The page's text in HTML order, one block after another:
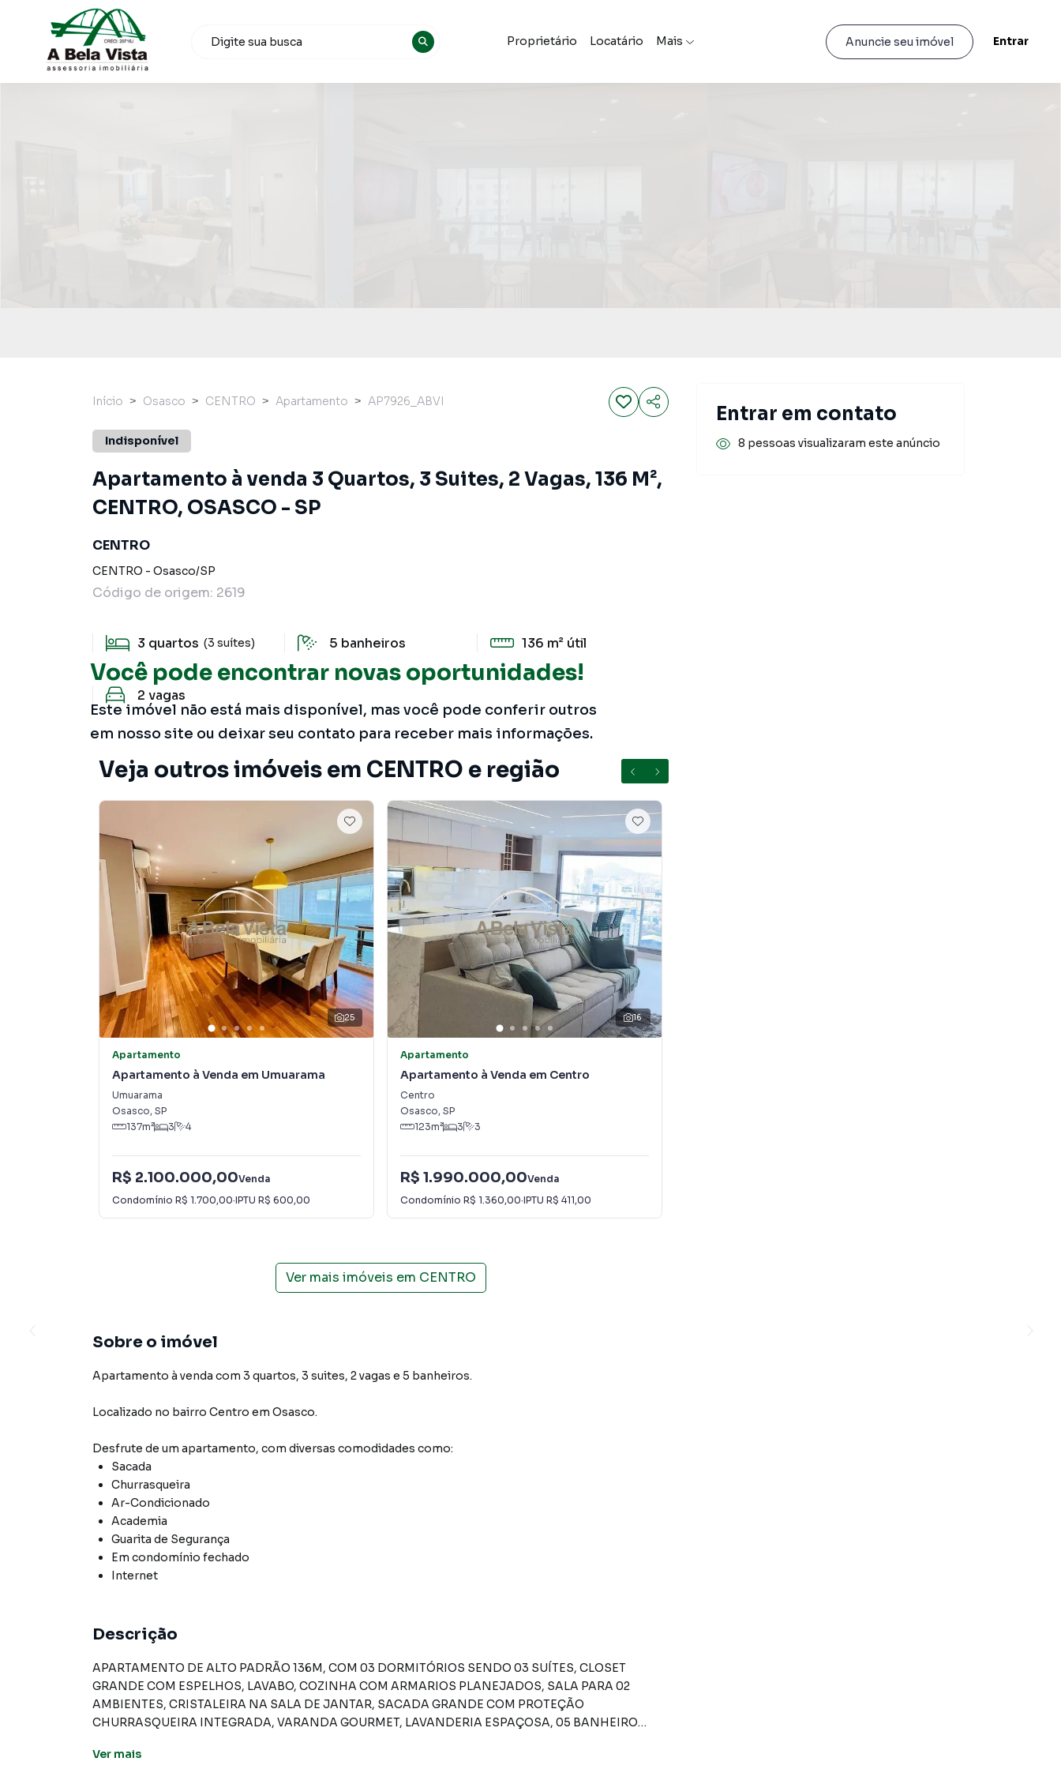
Proprietário Locatário Mais Anuncie seu imóvel Entrar
Você pode encontrar novas oportunidades!
Este imóvel não está mais disponível, mas você pode conferir outros
em nosso site ou deixar seu contato para receber mais informações.
Início Osasco CENTRO Apartamento AP7926_ABVI
Indisponível
Apartamento à venda 3 Quartos, 3 Suites, 2 Vagas, 136 M²,
CENTRO, OSASCO - SP
CENTRO
CENTRO - Osasco/SP
Código de origem: 2619
3 quartos (3 suítes) 5 banheiros 136 m² útil
2 vagas
Veja outros imóveis em CENTRO e região
25
Apartamento
Apartamento à Venda em Umuarama
Umuarama
Osasco, SP
137m² 3 4
R$ 2.100.000,00Venda
Condomínio R$ 1.700,00·IPTU R$ 600,00
16
Apartamento
Apartamento à Venda em Centro
Centro
Osasco, SP
123m² 3 3
R$ 1.990.000,00Venda
Condomínio R$ 1.360,00·IPTU R$ 411,00
Ver mais imóveis em CENTRO
Sobre o imóvel
Apartamento à venda com 3 quartos, 3 suites, 2 vagas e 5 banheiros.
Localizado no bairro Centro em Osasco.
Desfrute de um apartamento, com diversas comodidades como:
Sacada
Churrasqueira
Ar-Condicionado
Academia
Guarita de Segurança
Em condomínio fechado
Internet
Descrição
APARTAMENTO DE ALTO PADRÃO 136M, COM 03 DORMITÓRIOS SENDO 03 SUÍTES, CLOSET
GRANDE COM ESPELHOS, LAVABO, COZINHA COM ARMARIOS PLANEJADOS, SALA PARA 02
AMBIENTES, CRISTALEIRA NA SALA DE JANTAR, SACADA GRANDE COM PROTEÇÃO
CHURRASQUEIRA INTEGRADA, VARANDA GOURMET, LAVANDERIA ESPAÇOSA, 05 BANHEIRO
CONDOMÍNIO COM PISCINAS GRANDES INFANTIL E ADULTOS, ACADEMIA, PILATES,
Ver mais
Entrar em contato
8 pessoas visualizaram este anúncio